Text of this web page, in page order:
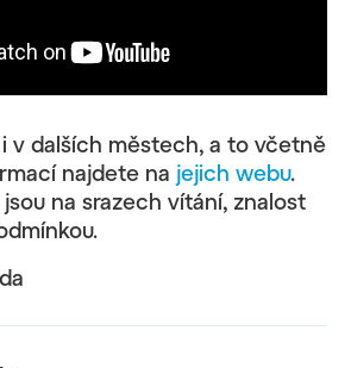
i v dalších městech, a to včetně
najdete na jejich webu.
na srazech vítání, znalost